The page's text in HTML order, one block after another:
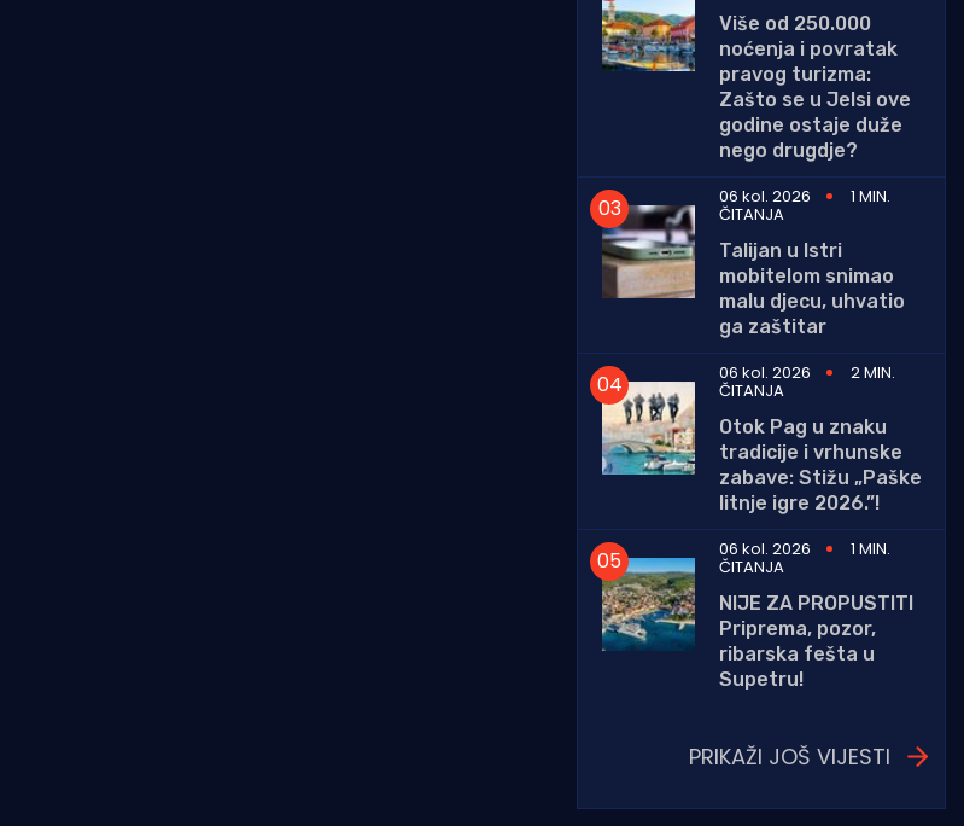
Više od 250.000
noćenja i povratak
pravog turizma:
Zašto se u Jelsi ove
godine ostaje duže
nego drugdje?
06 kol. 2026
1 MIN.
ČITANJA
Talijan u Istri
mobitelom snimao
malu djecu, uhvatio
ga zaštitar
06 kol. 2026
2 MIN.
ČITANJA
Otok Pag u znaku
tradicije i vrhunske
zabave: Stižu „Paške
litnje igre 2026.”!
06 kol. 2026
1 MIN.
ČITANJA
NIJE ZA PROPUSTITI
Priprema, pozor,
ribarska fešta u
Supetru!
PRIKAŽI JOŠ VIJESTI